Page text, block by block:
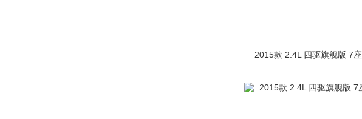
2015款 2.4L 四驱旗舰版 7座